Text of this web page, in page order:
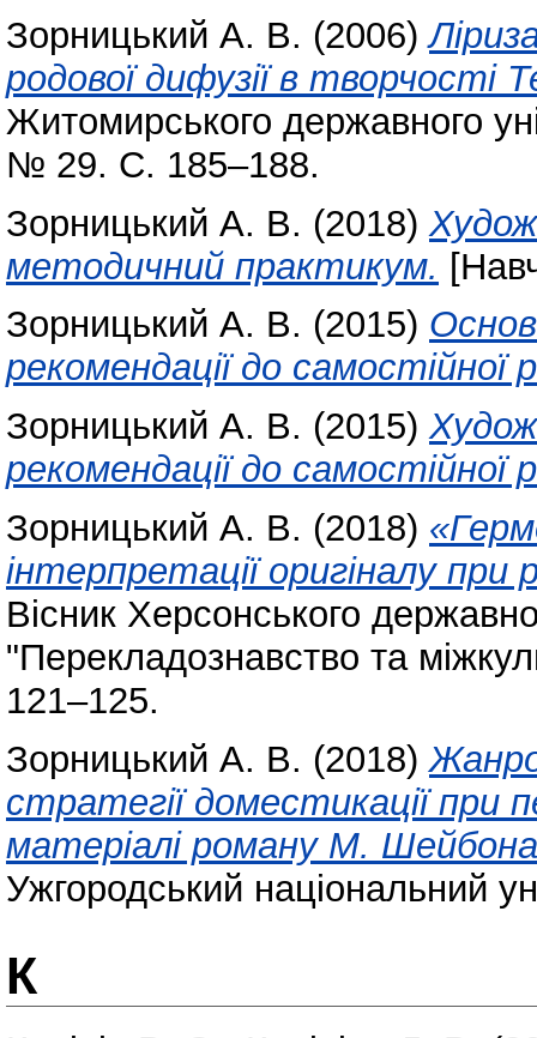
Зорницький А. В. (2006)
родової дифузії в творчості
Житомирського державного
№ 29. С. 185–188.
Зорницький А. В. (2018)
методичний практикум.
Зорницький А. В. (2015)
рекомендації до самостійної
Зорницький А. В. (2015)
рекомендації до самостійної
Зорницький А. В. (2018)
інтерпретації оригіналу
Вісник Херсонського
"Перекладознавство та
121–125.
Зорницький А. В. (2018)
стратегії доместикації при
матеріалі роману М. Шейбона
Ужгородський національний
К